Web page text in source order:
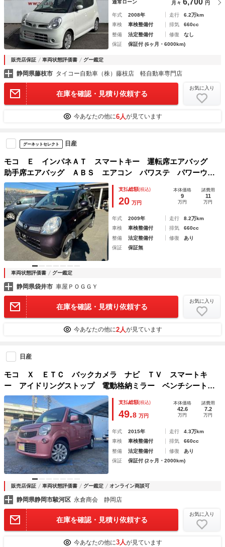
通常ローン 月々 6,700 円
年式 2008年 走行
6.2万km
車検
車検整備付 排気
660cc
整備
法定整備付 修復
なし
保証
保証付 (6ヶ月・6000km)
販売店保証 車両状態評価書 グー鑑定
静岡県藤枝市 タイコー自動車（株）藤枝店 軽自動車専門店
在庫を確認・見積り依頼する
お気に入り
今あなたの他に6人が見ています
グーネットセレクト 日産
モコ Ｅ インパネＡＴ スマートキー 運転席エアバッグ
助手席エアバッグ ＡＢＳ エアコン パワステ パワーウィ
ンド ベンチシート
支払総額(税込)
20 万円
本体価格
9
万円
諸費用
11
万円
年式 2009年 走行
8.2万km
車検
車検整備付 排気
660cc
整備
法定整備付 修復
あり
保証
保証無
車両状態評価書 グー鑑定
静岡県袋井市 車屋ＰＯＧＧＹ
在庫を確認・見積り依頼する
お気に入り
今あなたの他に2人が見ています
日産
モコ Ｘ ＥＴＣ バックカメラ ナビ ＴＶ スマートキ
ー アイドリングストップ 電動格納ミラー ベンチシート
ＣＶＴ 盗難防止システム ＡＢＳ Ｂｌｕｅｔｏｏｔｈ ア
ルミホイール 衝突安全ボディ エアコン
支払総額(税込)
49.8 万円
本体価格
42.6
万円
諸費用
7.2
万円
年式 2015年 走行
4.3万km
車検
車検整備付 排気
660cc
整備
法定整備付 修復
あり
保証
保証付 (2ヶ月・2000km)
販売店保証 車両状態評価書 グー鑑定 オンライン商談可
静岡県静岡市駿河区 永倉商会 静岡店
在庫を確認・見積り依頼する
お気に入り
今あなたの他に3人が見ています